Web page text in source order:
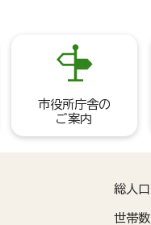
市役所庁舎の
ご案内
総人口
世帯数